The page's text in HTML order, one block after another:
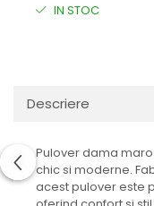
IN STOC
Descriere
Pulover dama
chic si moderne.
acest pulover este